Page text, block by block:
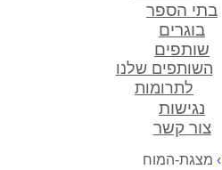
בתי הספר
בוגרים
שותפים
השותפים שלנו
לתרומות
נגישות
צור קשר
› מצגת-המוח